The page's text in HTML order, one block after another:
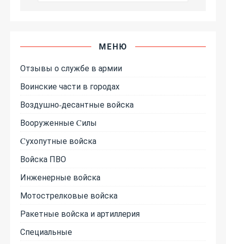
МЕНЮ
Отзывы о службе в армии
Воинские части в городах
Воздушно-десантные войска
Вооруженные Cилы
Cухопутные войска
Войска ПВО
Инженерные войска
Мотострелковые войска
Ракетные войска и артиллерия
Специальные